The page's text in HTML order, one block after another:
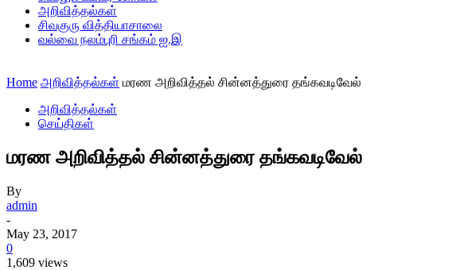
அறிவித்தல்கள்
சிவகுரு வித்தியாசாலை
வல்வை நலம்புரி சங்கம் ஐ.இ
Home அறிவித்தல்கள் மரண அறிவித்தல் சின்னத்துரை தங்கவடிவேல்
அறிவித்தல்கள்
செய்திகள்
மரண அறிவித்தல் சின்னத்துரை தங்கவடிவேல்
By
admin
-
May 23, 2017
0
1,609 views